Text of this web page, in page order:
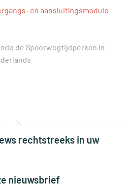
en aansluitingsmodule
de Spoorwegtijdperken in
rechtstreeks in uw
nieuwsbrief